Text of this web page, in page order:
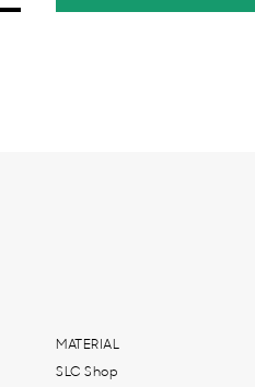
MATERIAL
SLC Shop